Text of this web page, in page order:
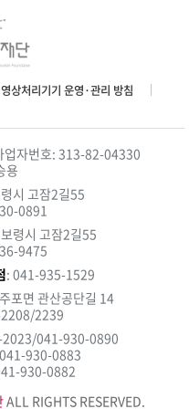
영상처리기기 운영·관리 방침
업자번호: 313-82-04330
용
시 고잠2길55
0891
령시 고잠2길55
9475
: 041-935-1529
포면 관산공단길 14
2239
041-930-0890
930-0883
930-0882
ALL RIGHTS RESERVED.